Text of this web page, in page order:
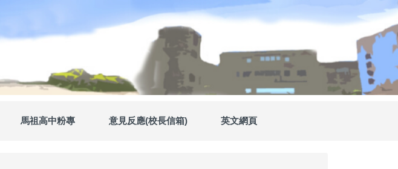
馬祖高中粉專 意見反應(校長信箱) 英文網頁